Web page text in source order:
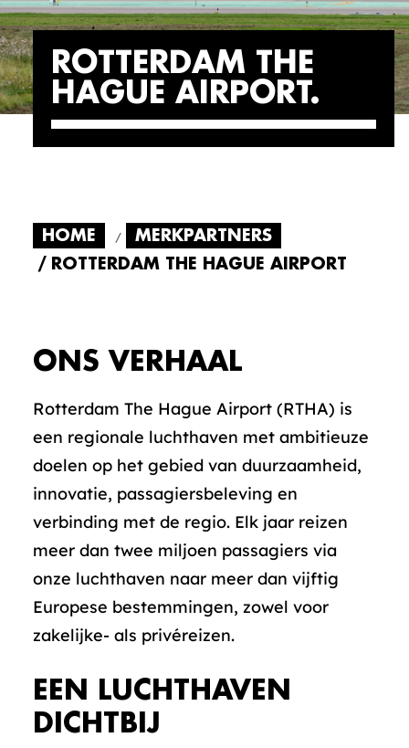
ROTTERDAM THE
HAGUE AIRPORT
HOME
MERKPARTNERS
ROTTERDAM THE HAGUE AIRPORT
ONS VERHAAL
Rotterdam The Hague Airport (RTHA) is
een regionale luchthaven met ambitieuze
doelen op het gebied van duurzaamheid,
innovatie, passagiersbeleving en
verbinding met de regio. Elk jaar reizen
meer dan twee miljoen passagiers via
onze luchthaven naar meer dan vijftig
Europese bestemmingen, zowel voor
zakelijke- als privéreizen.
EEN LUCHTHAVEN
DICHTBIJ